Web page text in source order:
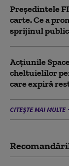
Președintele
carte. Ce a
sprijinul public
Acţiunile
cheltuielilor
care expiră
CITEȘTE MAI MULTE